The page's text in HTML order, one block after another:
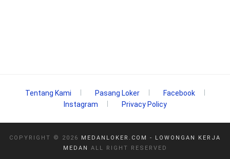
Tentang Kami Pasang Loker
Facebook
Instagram
Privacy Policy
COPYRIGHT © 2026
MEDANLOKER.COM - LOWONGAN KERJA
MEDAN
ALL RIGHT RESERVED